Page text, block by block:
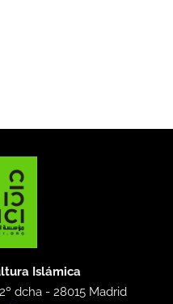
Islámica
dcha -28015 Madrid